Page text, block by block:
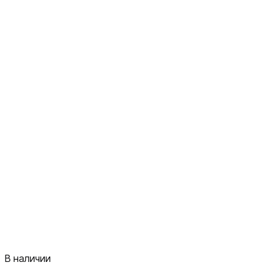
В наличии